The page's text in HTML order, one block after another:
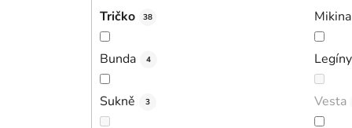
Tričko 38 Mikina
Bunda 4 Legíny
Sukně 3 Vesta